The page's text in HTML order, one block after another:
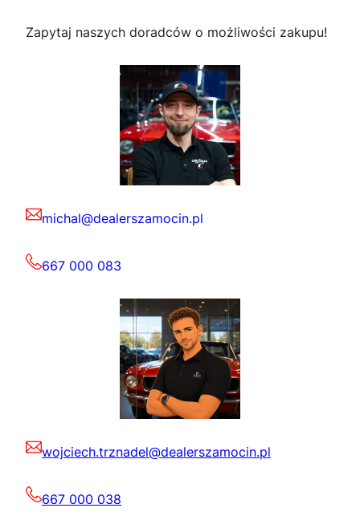
Zapytaj naszych doradców o możliwości zakupu!
michal@dealerszamocin.pl
667 000 083
wojciech.trznadel@dealerszamocin.pl
667 000 038